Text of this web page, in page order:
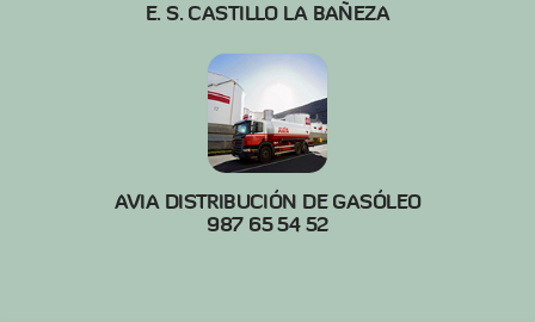
E. S. CASTILLO LA BAÑEZA
AVIA DISTRIBUCIÓN DE GASÓLEO
987 65 54 52